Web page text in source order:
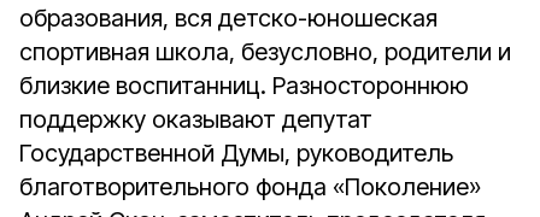
образования, вся детско-юношеская
спортивная школа, безусловно, родители и
близкие воспитанниц. Разностороннюю
поддержку оказывают депутат
Государственной Думы, руководитель
благотворительного фонда «Поколение»